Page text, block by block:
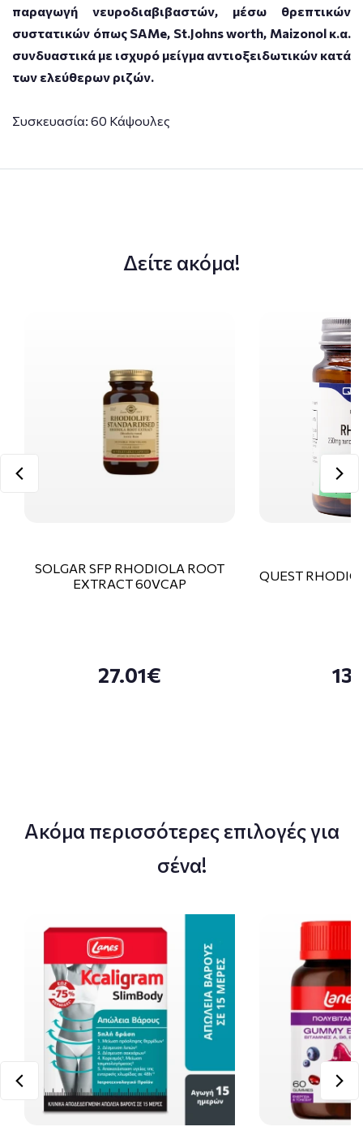
παραγωγή νευροδιαβιβαστών, μέσω θρεπτικών
συστατικών όπως SAMe, St.Johns worth, Maizonol κ.α.
συνδυαστικά με ισχυρό μείγμα αντιοξειδωτικών κατά
των ελεύθερων ριζών.
Συσκευασία: 60 Κάψουλες
Δείτε ακόμα!
SOLGAR SFP RHODIOLA ROOT
EXTRACT 60VCAP
27.01€
QUEST
Ακόμα περισσότερες επιλογές για
σένα!